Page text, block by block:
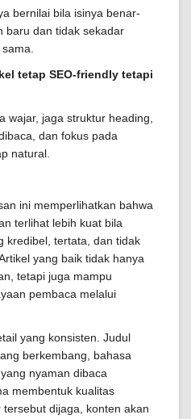
bernilai bila isinya benar-
baru dan tidak sekadar
tetap SEO-friendly tetapi
wajar, jaga struktur heading,
dan fokus pada
natural.
ini memperlihatkan bahwa
terlihat lebih kuat bila
kredibel, tertata, dan tidak
yang baik tidak hanya
tetapi juga mampu
pembaca melalui
yang konsisten. Judul
berkembang, bahasa
nyaman dibaca
membentuk kualitas
dijaga, konten akan